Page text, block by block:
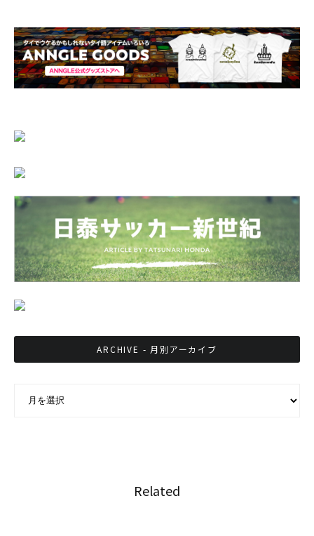
ARCHIVE - 月別アーカイブ
Related